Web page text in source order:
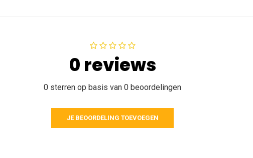
0 reviews
0 sterren op basis van 0 beoordelingen
JE BEOORDELING TOEVOEGEN